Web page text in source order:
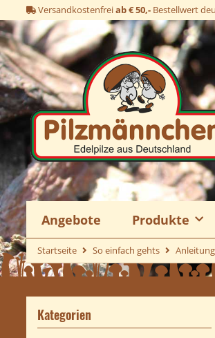
Versandkostenfreiab € 50,- Bestellwert
Angebote Produkte
Startseite So einfach gehts
Kategorien